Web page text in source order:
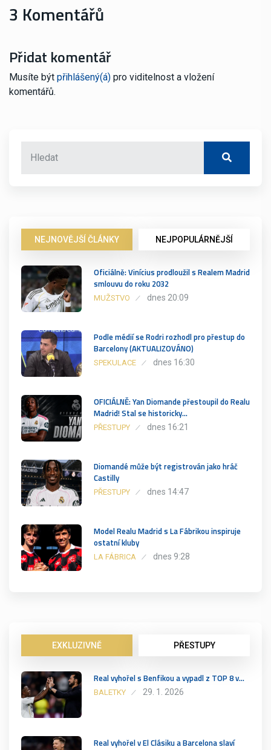
3 Komentářů
Přidat komentář
Musíte být přihlášený(á) pro viditelnost a vložení
komentářů.
NEJNOVĚJŠÍ ČLÁNKY NEJPOPULÁRNĚJŠÍ
Oficiálně: Vinícius prodloužil s Realem Madrid
smlouvu do roku 2032
MUŽSTVO dnes 20:09
Podle médií se Rodri rozhodl pro přestup do
Barcelony (AKTUALIZOVÁNO)
SPEKULACE dnes 16:30
OFICIÁLNĚ: Yan Diomande přestoupil do Realu
Madrid! Stal se historicky…
PŘESTUPY dnes 16:21
Diomandé může být registrován jako hráč
Castilly
PŘESTUPY dnes 14:47
Model Realu Madrid s La Fábrikou inspiruje
ostatní kluby
LA FÁBRICA dnes 9:28
EXKLUZIVNĚ PŘESTUPY
Real vyhořel s Benfikou a vypadl z TOP 8 v…
BALETKY 29. 1. 2026
Real vyhořel v El Clásiku a Barcelona slaví